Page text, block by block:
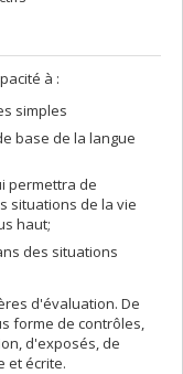
à :
simples
base de la langue
permettra de
situations de la vie
haut;
des situations
d'évaluation. De
forme de contrôles,
d'exposés, de
et écrite.